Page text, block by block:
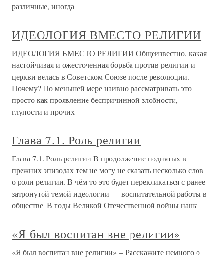
различные, иногда
ИДЕОЛОГИЯ ВМЕСТО РЕЛИГИИ
ИДЕОЛОГИЯ ВМЕСТО РЕЛИГИИ Общеизвестно, какая
настойчивая и ожесточенная борьба против религии и
церкви велась в Советском Союзе после революции.
Почему? По меньшей мере наивно рассматривать это
просто как проявление беспричинной злобности,
глупости и прочих
Глава 7.1. Роль религии
Глава 7.1. Роль религии В продолжение поднятых в
прежних эпизодах тем не могу не сказать несколько слов
о роли религии. В чём-то это будет перекликаться с ранее
затронутой темой идеологии — воспитательной работы в
обществе. В годы Великой Отечественной войны наша
«Я был воспитан вне религии»
«Я был воспитан вне религии» – Расскажите немного о